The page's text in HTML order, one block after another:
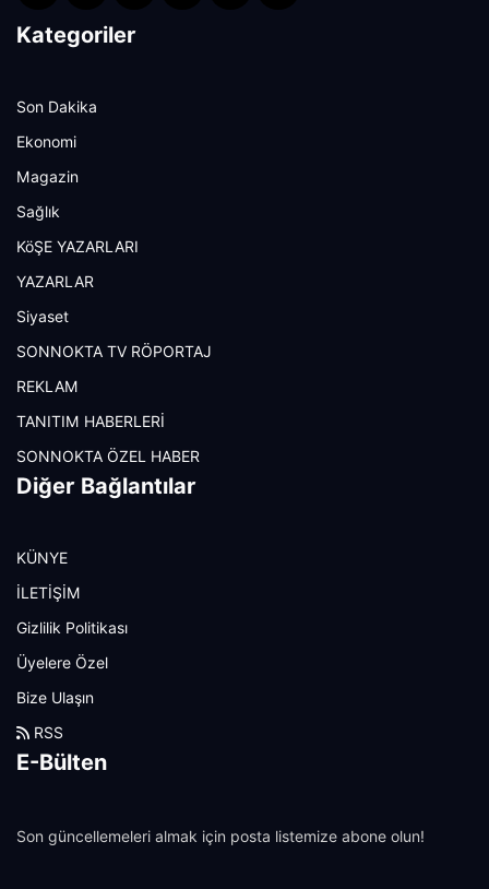
Kategoriler
Son Dakika
Ekonomi
Magazin
Sağlık
KöŞE YAZARLARI
YAZARLAR
Siyaset
SONNOKTA TV RÖPORTAJ
REKLAM
TANITIM HABERLERİ
SONNOKTA ÖZEL HABER
Diğer Bağlantılar
KÜNYE
İLETİŞİM
Gizlilik Politikası
Üyelere Özel
Bize Ulaşın
RSS
E-Bülten
Son güncellemeleri almak için posta listemize abone olun!